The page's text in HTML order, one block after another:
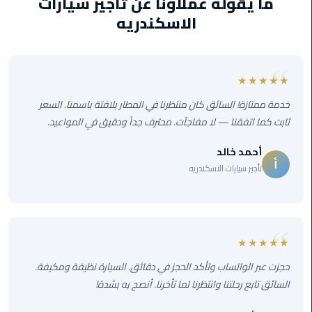
ليموزين
مدينة
نصر
ليموزين
القاهرة
مصر
ليموزين
العجمي
الاسكندريه
★★★★★
خدمة ممتازة! السائق كان منتظرنا في المطار بلافتة باسمنا. السعر
ثابت كما اتفقنا — لا مفاجآت. محترف جداً ودقيق في المواعيد.
أ
أحمد خالد
تأجير سيارات الاسكندريه
★★★★★
حجزت عبر الواتساب وتأكد الحجز في دقائق. السيارة نظيفة ومكيفة.
السائق تابع رحلتنا وانتظرنا لما تأخرنا. أنصح به بشدة!